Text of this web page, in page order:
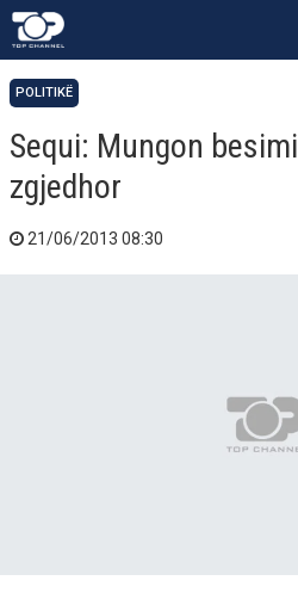
POLITIKË
Sequi: Mungon
zgjedhor
21/06/2013 08:30